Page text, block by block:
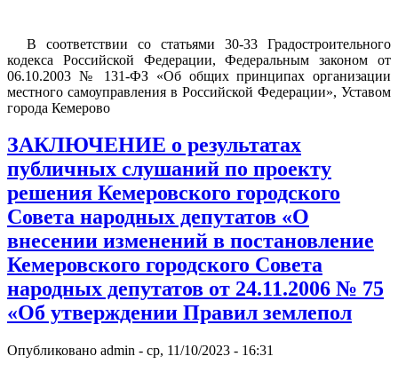
В соответствии со статьями 30-33 Градостроительного
кодекса Российской Федерации, Федеральным законом от
06.10.2003 № 131-ФЗ «Об общих принципах организации
местного самоуправления в Российской Федерации», Уставом
города Кемерово
ЗАКЛЮЧЕНИЕ о результатах
публичных слушаний по проекту
решения Кемеровского городского
Совета народных депутатов «О
внесении изменений в постановление
Кемеровского городского Совета
народных депутатов от 24.11.2006 № 75
«Об утверждении Правил землепол
Опубликовано admin - ср, 11/10/2023 - 16:31